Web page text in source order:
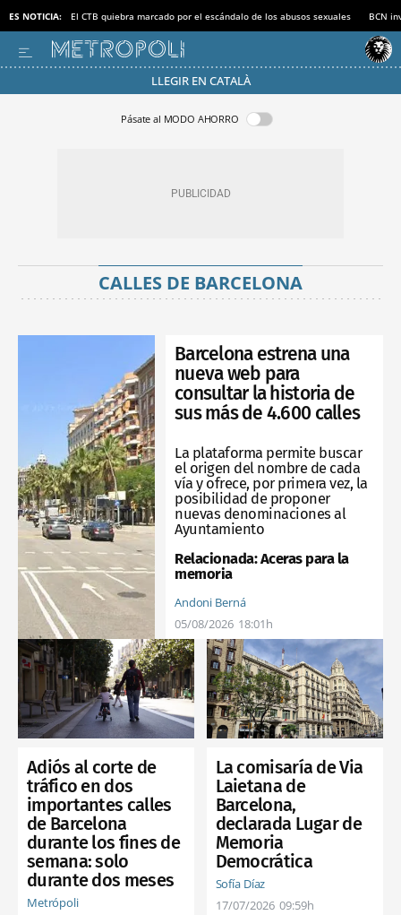
ES NOTICIA: El CTB quiebra marcado por el escándalo de los abusos sexuales BCN
LLEGIR EN CATALÀ
Pásate al MODO AHORRO
CALLES DE BARCELONA
Barcelona estrena una
nueva web para
consultar la historia de
sus más de 4.600 calles
La plataforma permite buscar
el origen del nombre de cada
vía y ofrece, por primera vez, la
posibilidad de proponer
nuevas denominaciones al
Ayuntamiento
Relacionada:Aceras para la
memoria
Andoni Berná
05/08/2026 18:01h
Adiós al corte de
tráfico en dos
importantes calles
de Barcelona
durante los fines de
semana: solo
durante dos meses
Metrópoli
La comisaría de Via
Laietana de
Barcelona,
declarada Lugar de
Memoria
Democrática
Sofía Díaz
17/07/2026 09:59h